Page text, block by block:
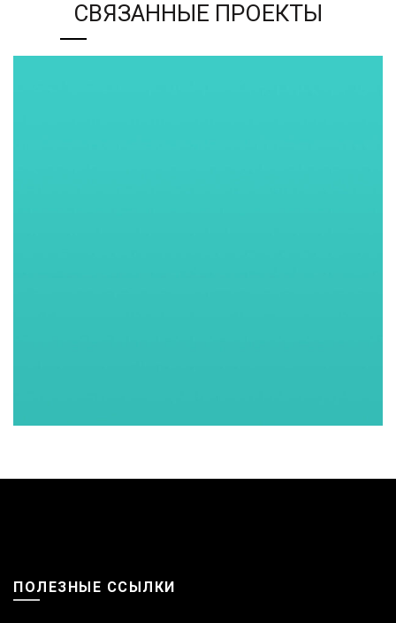
СВЯЗАННЫЕ ПРОЕКТЫ
ПОЛЕЗНЫЕ ССЫЛКИ